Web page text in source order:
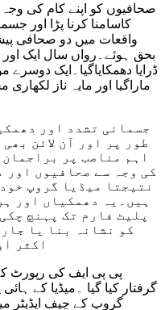
صحافیوں کو اپنے کام کی
کاسامنا کرنا پڑا اور
واقعات میں دو صحافی
بحق ہوئے۔رواں سال ایک
ڈرایا دھمکایاگیا۔ایک دوسرے
ماراگیا اور مایہ ناز
جسمانی تشدد اور
طور پر اور آن لائن
اہم مناصب پر
کی وجہ سے صحافیوں اور
نتیجتا میڈیا گروپ
ہیں۔یہ دھمکیاں اور
پلیٹ فارم تک پہنچ
کو نشانہ بنا یا
اکثر
پی پی ایف کی رپورٹ
گرفتار کیا گیا ۔میڈیا کے